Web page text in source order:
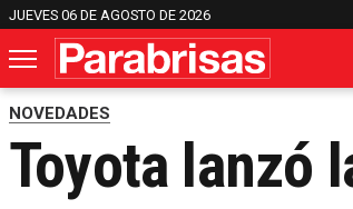
JUEVES 06 DE AGOSTO DE 2026
NOVEDADES
Toyota lanzó